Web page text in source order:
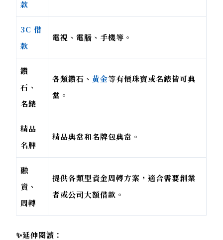
款
3C 借
款
電視、電腦、手機等。
鑽
石、
名錶
各類鑽石、黃金等有價珠寶或名錶皆可典
當。
精品
名牌
精品典當和名牌包典當。
融
資、
周轉
提供各類型資金周轉方案，適合需要創業
者或公司大額借款。
✨延伸閱讀：